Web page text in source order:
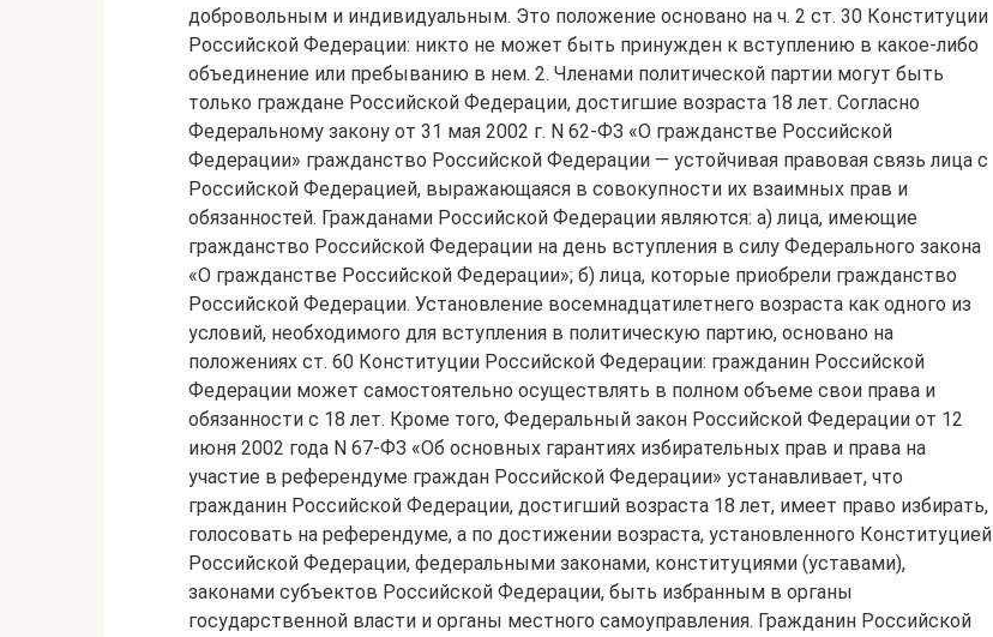
добровольным и индивидуальным. Это положение основано на ч. 2 ст. 30 Конституции
Российской Федерации: никто не может быть принужден к вступлению в какое-либо
объединение или пребыванию в нем. 2. Членами политической партии могут быть
только граждане Российской Федерации, достигшие возраста 18 лет. Согласно
Федеральному закону от 31 мая 2002 г. N 62-ФЗ «О гражданстве Российской
Федерации» гражданство Российской Федерации — устойчивая правовая связь лица с
Российской Федерацией, выражающаяся в совокупности их взаимных прав и
обязанностей. Гражданами Российской Федерации являются: а) лица, имеющие
гражданство Российской Федерации на день вступления в силу Федерального закона
«О гражданстве Российской Федерации»; б) лица, которые приобрели гражданство
Российской Федерации. Установление восемнадцатилетнего возраста как одного из
условий, необходимого для вступления в политическую партию, основано на
положениях ст. 60 Конституции Российской Федерации: гражданин Российской
Федерации может самостоятельно осуществлять в полном объеме свои права и
обязанности с 18 лет. Кроме того, Федеральный закон Российской Федерации от 12
июня 2002 года N 67-ФЗ «Об основных гарантиях избирательных прав и права на
участие в референдуме граждан Российской Федерации» устанавливает, что
гражданин Российской Федерации, достигший возраста 18 лет, имеет право избирать,
голосовать на референдуме, а по достижении возраста, установленного Конституцией
Российской Федерации, федеральными законами, конституциями (уставами),
законами субъектов Российской Федерации, быть избранным в органы
государственной власти и органы местного самоуправления. Гражданин Российской